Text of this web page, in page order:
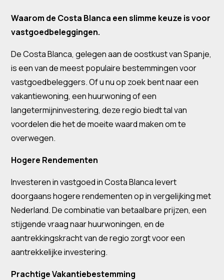
Waarom de Costa Blanca een slimme keuze is voor
vastgoedbeleggingen.
De Costa Blanca, gelegen aan de oostkust van Spanje,
is een van de meest populaire bestemmingen voor
vastgoedbeleggers. Of u nu op zoek bent naar een
vakantiewoning, een huurwoning of een
langetermijninvestering, deze regio biedt tal van
voordelen die het de moeite waard maken om te
overwegen.
Hogere Rendementen
Investeren in vastgoed in Costa Blanca levert
doorgaans hogere rendementen op in vergelijking met
Nederland. De combinatie van betaalbare prijzen, een
stijgende vraag naar huurwoningen, en de
aantrekkingskracht van de regio zorgt voor een
aantrekkelijke investering.
Prachtige Vakantiebestemming